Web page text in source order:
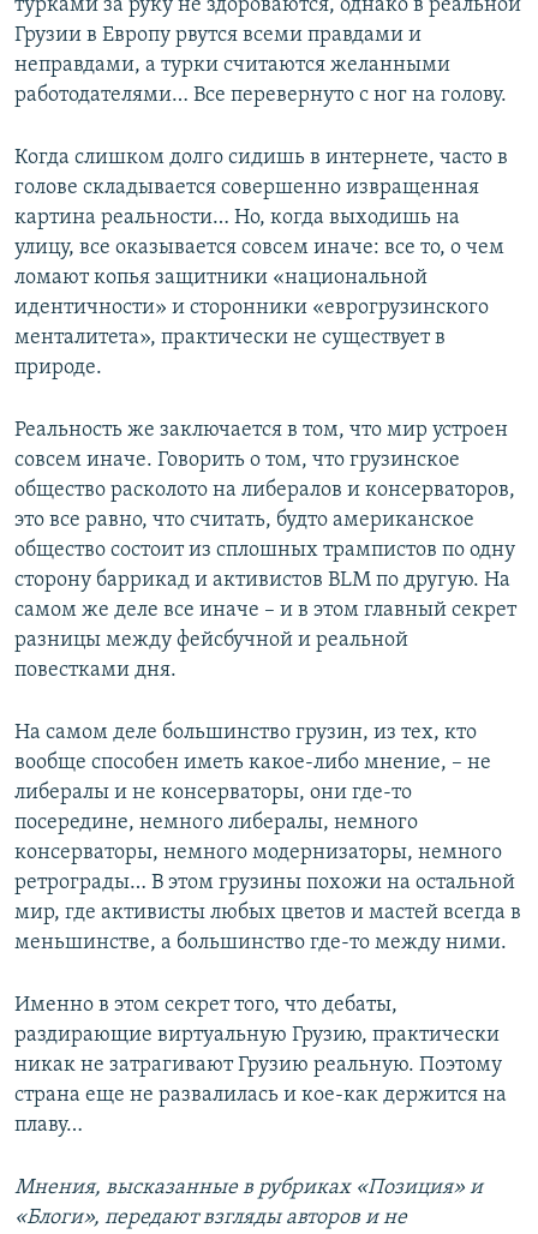
турками за руку не здороваются, однако в реальной
Грузии в Европу рвутся всеми правдами и
неправдами, а турки считаются желанными
работодателями… Все перевернуто с ног на голову.
Когда слишком долго сидишь в интернете, часто в
голове складывается совершенно извращенная
картина реальности… Но, когда выходишь на
улицу, все оказывается совсем иначе: все то, о чем
ломают копья защитники «национальной
идентичности» и сторонники «еврогрузинского
менталитета», практически не существует в
природе.
Реальность же заключается в том, что мир устроен
совсем иначе. Говорить о том, что грузинское
общество расколото на либералов и консерваторов,
это все равно, что считать, будто американское
общество состоит из сплошных трампистов по одну
сторону баррикад и активистов BLM по другую. На
самом же деле все иначе – и в этом главный секрет
разницы между фейсбучной и реальной
повестками дня.
На самом деле большинство грузин, из тех, кто
вообще способен иметь какое-либо мнение, – не
либералы и не консерваторы, они где-то
посередине, немного либералы, немного
консерваторы, немного модернизаторы, немного
ретрограды… В этом грузины похожи на остальной
мир, где активисты любых цветов и мастей всегда в
меньшинстве, а большинство где-то между ними.
Именно в этом секрет того, что дебаты,
раздирающие виртуальную Грузию, практически
никак не затрагивают Грузию реальную. Поэтому
страна еще не развалилась и кое-как держится на
плаву…
Мнения, высказанные в рубриках «Позиция» и
«Блоги», передают взгляды авторов и не